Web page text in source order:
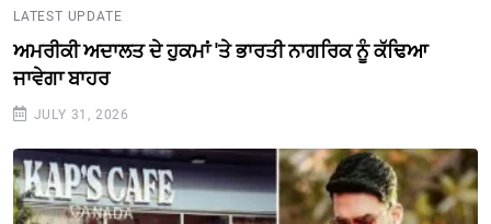
LATEST UPDATE
ਅਮਰੀਕੀ ਅਦਾਲਤ ਦੇ ਹੁਕਮਾਂ 'ਤੇ ਭਾਰਤੀ ਨਾਗਰਿਕ ਨੂੰ ਕੱਢਿਆ
ਜਾਵੇਗਾ ਬਾਹਰ
JULY 31, 2026